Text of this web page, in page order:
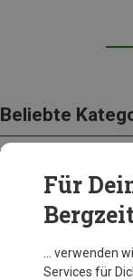
Beliebte
Für
… verwenden
Services für